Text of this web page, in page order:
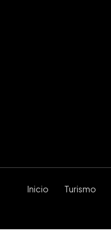
Inicio Turismo